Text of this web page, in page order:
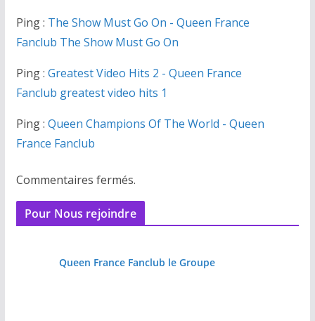
Ping : The Show Must Go On - Queen France
Fanclub The Show Must Go On
Ping : Greatest Video Hits 2 - Queen France
Fanclub greatest video hits 1
Ping : Queen Champions Of The World - Queen
France Fanclub
Commentaires fermés.
Pour Nous rejoindre
Queen France Fanclub le Groupe